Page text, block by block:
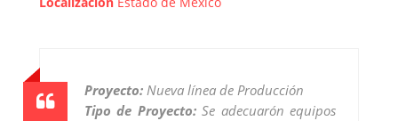
Proyecto: Nueva línea de Producción
Tipo de Proyecto:Se adecuarón equipos